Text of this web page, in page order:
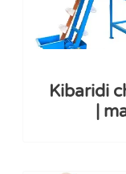
Kibaridi
|